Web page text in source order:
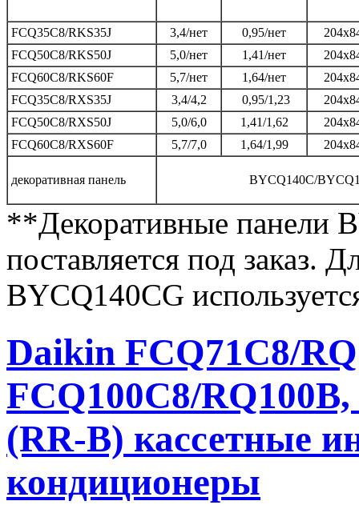
FCQ35C8/RKS35J 3,4/нет 0,95/нет
FCQ50C8/RKS50J
5,0/нет 1,41/нет
FCQ60C8/RKS60F
5,7/нет 1,64/нет
FCQ35C8/RXS35J
3,4/4,2 0,95/1,23
FCQ50C8/RXS50J
5,0/6,0 1,41/1,62
FCQ60C8/RXS60F
5,7/7,0 1,64/1,99
декоративная панель BYCQ140C/
**Декоративные панели
поставляется под заказ.
BYCQ140CG
Daikin FСQ71C8/
FСQ100C8/
(RR-B) кассетные
кондиционеры